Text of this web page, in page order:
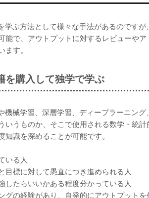
学ぶ方法として様々な手法があるのです
能で、アウトプットに対するレビューや
ます。
を購入して独学で学ぶ
機械学習、深層学習、ディープラーニン
いうものか、そこで使用される数学・統
知識を深めることが可能です。
いる人
目標に対して愚直につき進められる人
したらいいかある程度分かっている人
グの経験があり、自発的にアウトプット